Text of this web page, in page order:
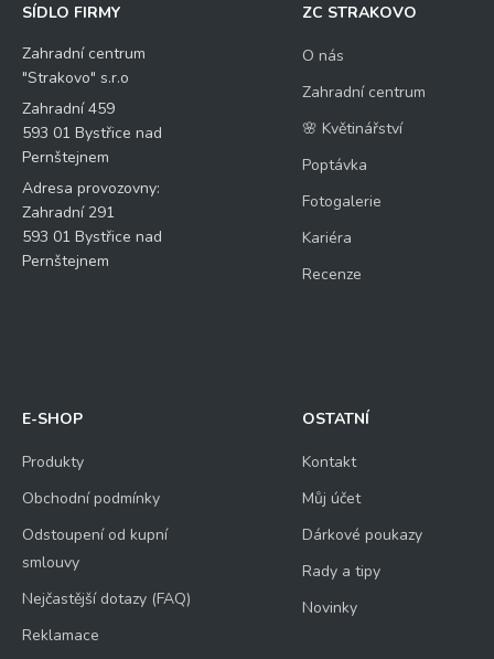
SÍDLO FIRMY
Zahradní centrum
"Strakovo" s.r.o
Zahradní 459
593 01 Bystřice nad
Pernštejnem
Adresa provozovny:
Zahradní 291
593 01 Bystřice nad
Pernštejnem
ZC STRAKOVO
O nás
Zahradní centrum
🌸 Květinářství
Poptávka
Fotogalerie
Kariéra
Recenze
E-SHOP
Produkty
Obchodní podmínky
Odstoupení od kupní
smlouvy
Nejčastější dotazy (FAQ)
Reklamace
OSTATNÍ
Kontakt
Můj účet
Dárkové poukazy
Rady a tipy
Novinky